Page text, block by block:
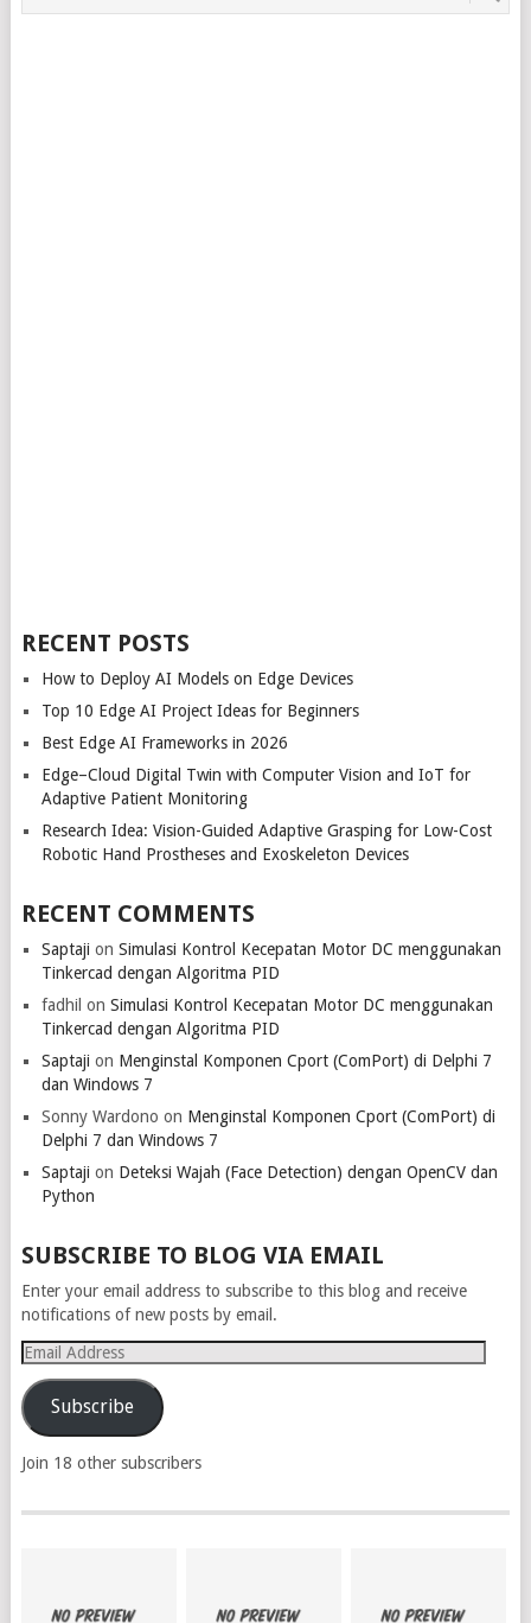
RECENT POSTS
How to Deploy AI Models on Edge Devices
Top 10 Edge AI Project Ideas for Beginners
Best Edge AI Frameworks in 2026
Edge–Cloud Digital Twin with Computer Vision and IoT for
Adaptive Patient Monitoring
Research Idea: Vision-Guided Adaptive Grasping for Low-Cost
Robotic Hand Prostheses and Exoskeleton Devices
RECENT COMMENTS
Saptaji on Simulasi Kontrol Kecepatan Motor DC menggunakan
Tinkercad dengan Algoritma PID
fadhil on Simulasi Kontrol Kecepatan Motor DC menggunakan
Tinkercad dengan Algoritma PID
Saptaji on Menginstal Komponen Cport (ComPort) di Delphi 7
dan Windows 7
Sonny Wardono on Menginstal Komponen Cport (ComPort) di
Delphi 7 dan Windows 7
Saptaji on Deteksi Wajah (Face Detection) dengan OpenCV dan
Python
SUBSCRIBE TO BLOG VIA EMAIL
Enter your email address to subscribe to this blog and receive
notifications of new posts by email.
Email
Address
Subscribe
Join 18 other subscribers